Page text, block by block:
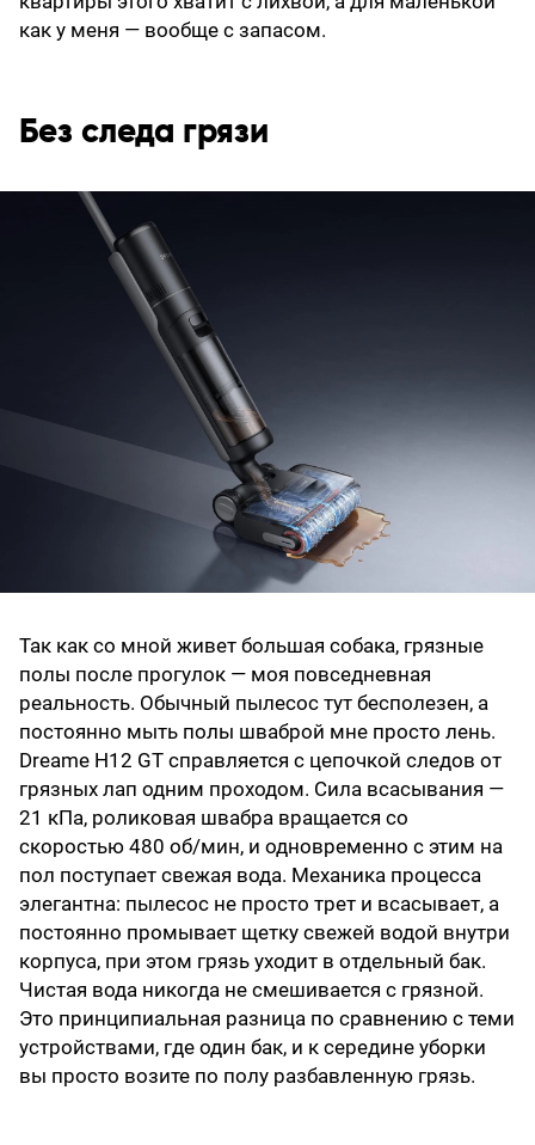
как у меня — вообще с запасом.
Без следа грязи
Так как со мной живет большая собака, грязные
полы после прогулок — моя повседневная
реальность. Обычный пылесос тут бесполезен, а
постоянно мыть полы шваброй мне просто лень.
Dreame H12 GT справляется с цепочкой следов от
грязных лап одним проходом. Сила всасывания —
21 кПа, роликовая швабра вращается со
скоростью 480 об/мин, и одновременно с этим на
пол поступает свежая вода. Механика процесса
элегантна: пылесос не просто трет и всасывает, а
постоянно промывает щетку свежей водой внутри
корпуса, при этом грязь уходит в отдельный бак.
Чистая вода никогда не смешивается с грязной.
Это принципиальная разница по сравнению с теми
устройствами, где один бак, и к середине уборки
вы просто возите по полу разбавленную грязь.